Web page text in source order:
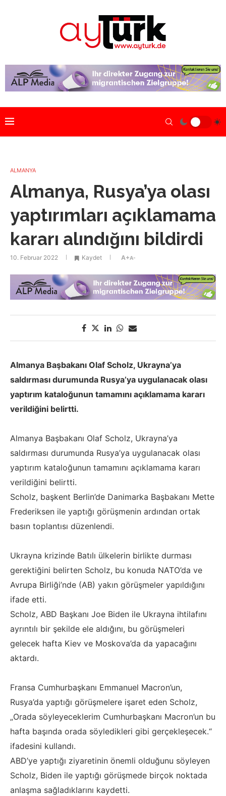
ALMANYA
Almanya, Rusya’ya olası
yaptırımları açıklamama
kararı alındığını bildirdi
10. Februar 2022 Kaydet A+A-
Almanya Başbakanı Olaf Scholz, Ukrayna’ya
saldırması durumunda Rusya’ya uygulanacak olası
yaptırım kataloğunun tamamını açıklamama kararı
verildiğini belirtti.
Almanya Başbakanı Olaf Scholz, Ukrayna’ya
saldırması durumunda Rusya’ya uygulanacak olası
yaptırım kataloğunun tamamını açıklamama kararı
verildiğini belirtti.
Scholz, başkent Berlin’de Danimarka Başbakanı Mette
Frederiksen ile yaptığı görüşmenin ardından ortak
basın toplantısı düzenlendi.
Ukrayna krizinde Batılı ülkelerin birlikte durması
gerektiğini belirten Scholz, bu konuda NATO’da ve
Avrupa Birliği’nde (AB) yakın görüşmeler yapıldığını
ifade etti.
Scholz, ABD Başkanı Joe Biden ile Ukrayna ihtilafını
ayrıntılı bir şekilde ele aldığını, bu görüşmeleri
gelecek hafta Kiev ve Moskova’da da yapacağını
aktardı.
Fransa Cumhurbaşkanı Emmanuel Macron’un,
Rusya’da yaptığı görüşmelere işaret eden Scholz,
„Orada söyleyeceklerim Cumhurbaşkanı Macron’un bu
hafta başında orada söyledikleri gibi gerçekleşecek.“
ifadesini kullandı.
ABD’ye yaptığı ziyaretinin önemli olduğunu söyleyen
Scholz, Biden ile yaptığı görüşmede birçok noktada
anlaşma sağladıklarını kaydetti.